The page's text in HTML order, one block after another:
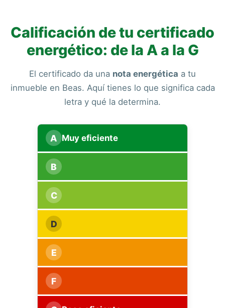
Calificación de tu certificado
energético: de la A a la G
El certificado da una nota energética a tu
inmueble en Beas. Aquí tienes lo que significa cada
letra y qué la determina.
A Muy eficiente
B
C
D
E
F